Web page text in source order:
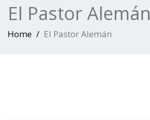
El Pastor Alemán
Home El Pastor Alemán